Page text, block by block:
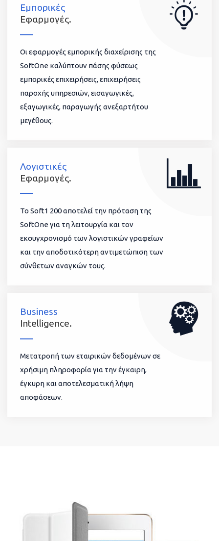
Εμπορικές
Εφαρμογές.
Οι εφαρμογές εμπορικής διαχείρισης της
SoftOne καλύπτουν πάσης φύσεως
εμπορικές επιχειρήσεις, επιχειρήσεις
παροχής υπηρεσιών, εισαγωγικές,
εξαγωγικές, παραγωγής ανεξαρτήτου
μεγέθους.
Λογιστικές
Εφαρμογές.
To Soft1 200 αποτελεί την πρόταση της
SoftOne για τη λειτουργία και τον
εκσυγχρονισμό των λογιστικών γραφείων
και την αποδοτικότερη αντιμετώπιση των
σύνθετων αναγκών τους.
Business
Intelligence.
Μετατροπή των εταιρικών δεδομένων σε
χρήσιμη πληροφορία για την έγκαιρη,
έγκυρη και αποτελεσματική λήψη
αποφάσεων.